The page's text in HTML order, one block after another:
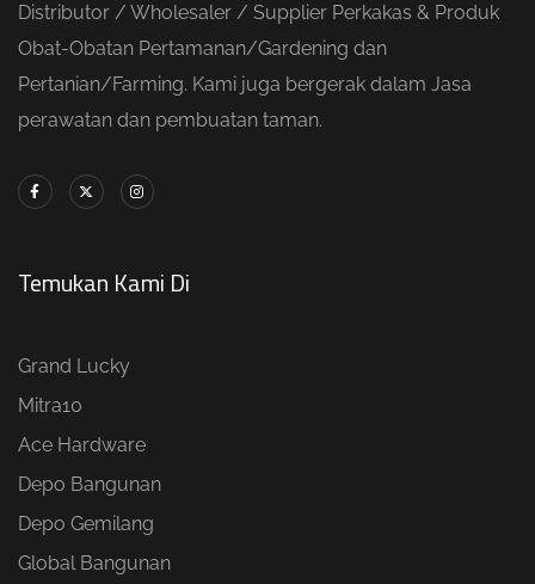
Distributor / Wholesaler / Supplier Perkakas & Produk
Obat-Obatan Pertamanan/Gardening dan
Pertanian/Farming. Kami juga bergerak dalam Jasa
perawatan dan pembuatan taman.
Temukan Kami Di
Grand Lucky
Mitra10
Ace Hardware
Depo Bangunan
Depo Gemilang
Global Bangunan